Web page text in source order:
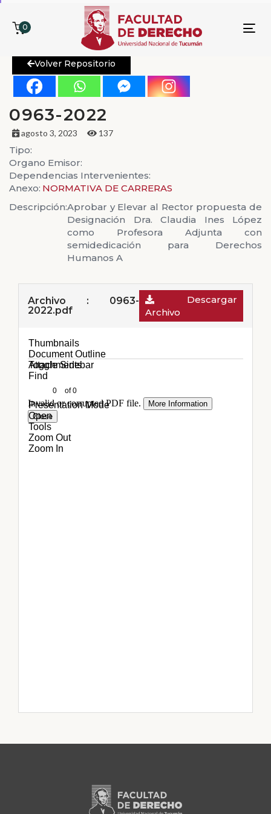
0
Volver Repositorio
0963-2022
agosto 3, 2023 137
Tipo:
Organo Emisor:
Dependencias Intervenientes:
Anexo: NORMATIVA DE CARRERAS
Descripción:Aprobar y Elevar al Rector propuesta de
Designación Dra. Claudia Ines López
como Profesora Adjunta con
semidedicación para Derechos
Humanos A
Archivo : 0963-
2022.pdf
Descargar
Archivo